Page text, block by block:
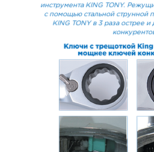
инструмента KING TONY.
с помощью стальной струнной
KING TONY в 3 раза острее и